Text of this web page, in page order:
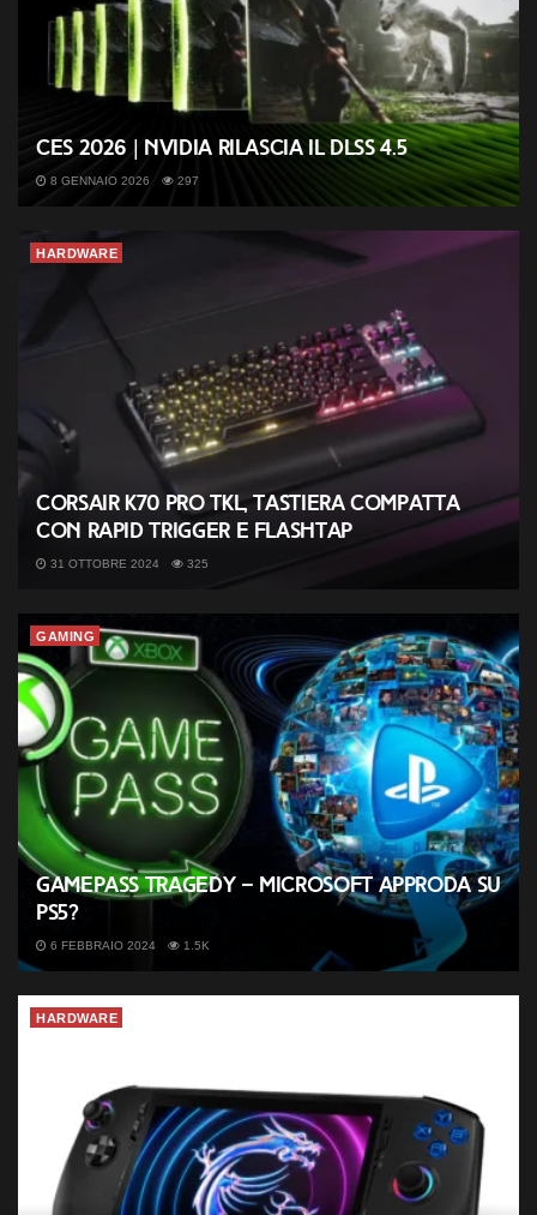
CES 2026 | Nvidia rilascia il DLSS 4.5
8 GENNAIO 2026 297
HARDWARE
Corsair K70 PRO TKL, tastiera compatta
con Rapid Trigger e FlashTap
31 OTTOBRE 2024 325
GAMING
GamePass tragedy – Microsoft approda su
PS5?
6 FEBBRAIO 2024 1.5K
HARDWARE